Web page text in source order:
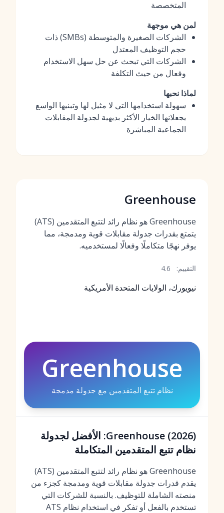
المتخصصة
لمن هي موجهة
الشركات الصغيرة والمتوسطة (SMBs) ذات
حجم التوظيف المعتدل
الشركات التي تبحث عن حل سهل الاستخدام
وفعال من حيث التكلفة
لماذا نحبها
سهولة استخدامها التي لا مثيل لها وتبنيها الواسع
يجعلانها الخيار الأكثر بديهية لجدولة المقابلات
الجماعية المباشرة
Greenhouse
Greenhouse هو نظام رائد لتتبع المتقدمين (ATS)
يتمتع بقدرات جدولة مقابلات قوية ومدمجة، مما
يوفر نهجًا متكاملًا وفعالًا لمستخدميه.
التقييم: 4.6
نيويورك، الولايات المتحدة الأمريكية
Greenhouse
نظام تتبع المتقدمين مع جدولة مدمجة
Greenhouse (2026): الأفضل لجدولة
نظام تتبع المتقدمين المتكاملة
Greenhouse هو نظام رائد لتتبع المتقدمين (ATS)
يقدم قدرات جدولة مقابلات قوية ومدمجة كجزء من
منصته الشاملة للتوظيف. بالنسبة للشركات التي
تستخدم بالفعل أو تفكر في استخدام نظام ATS